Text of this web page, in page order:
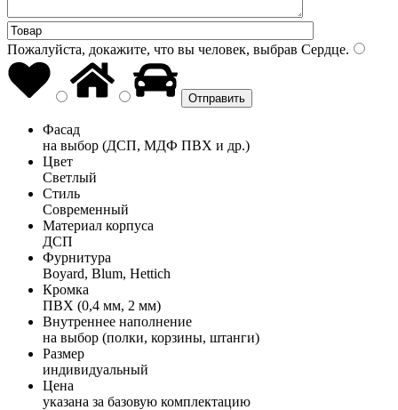
Пожалуйста, докажите, что вы человек, выбрав Сердце.
Фасад
на выбор (ДСП, МДФ ПВХ и др.)
Цвет
Светлый
Стиль
Современный
Материал корпуса
ДСП
Фурнитура
Boyard, Blum, Hettich
Кромка
ПВХ (0,4 мм, 2 мм)
Внутреннее наполнение
на выбор (полки, корзины, штанги)
Размер
индивидуальный
Цена
указана за базовую комплектацию